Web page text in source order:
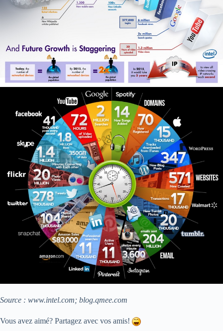
Source : www.intel.com; blog.qmee.com
Vous avez aimé? Partagez avec vos amis!